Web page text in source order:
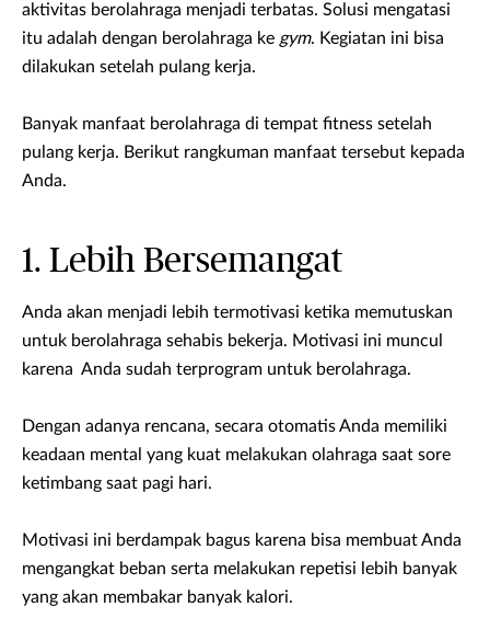
aktivitas berolahraga menjadi terbatas. Solusi mengatasi
itu adalah dengan berolahraga ke gym. Kegiatan ini bisa
dilakukan setelah pulang kerja.
Banyak manfaat berolahraga di tempat fitness setelah
pulang kerja. Berikut rangkuman manfaat tersebut kepada
Anda.
1. Lebih Bersemangat
Anda akan menjadi lebih termotivasi ketika memutuskan
untuk berolahraga sehabis bekerja. Motivasi ini muncul
karena Anda sudah terprogram untuk berolahraga.
Dengan adanya rencana, secara otomatis Anda memiliki
keadaan mental yang kuat melakukan olahraga saat sore
ketimbang saat pagi hari.
Motivasi ini berdampak bagus karena bisa membuat Anda
mengangkat beban serta melakukan repetisi lebih banyak
yang akan membakar banyak kalori.